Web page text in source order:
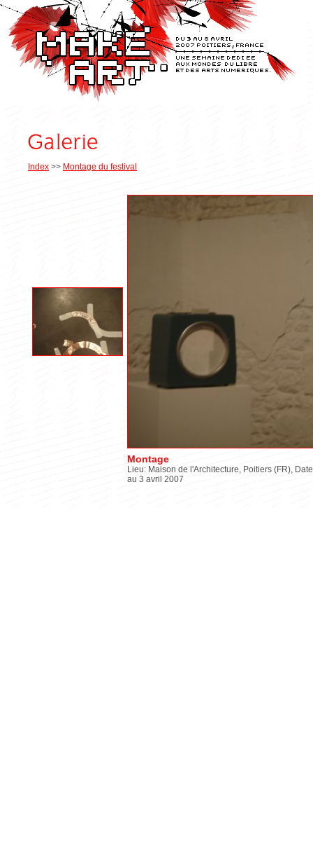
Index >> Montage du festival
Montage
Lieu: Maison de l'Architecture, Poitiers (FR),
au 3 avril 2007